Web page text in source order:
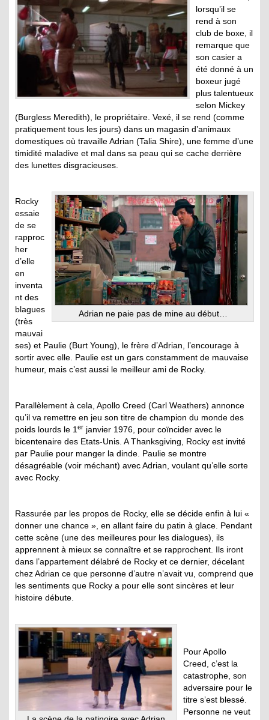
lorsqu’il se
rend à son
club de boxe, il
remarque que
son casier a
été donné à un
boxeur jugé
plus talentueux
selon Mickey
(Burgless Meredith), le propriétaire. Vexé, il se rend (comme
pratiquement tous les jours) dans un magasin d’animaux
domestiques où travaille Adrian (Talia Shire), une femme d’une
timidité maladive et mal dans sa peau qui se cache derrière
des lunettes disgracieuses.
Adrian ne paie pas de mine au début…
Rocky
essaie
de se
rapproc
her
d’elle
en
inventa
nt des
blagues
(très
mauvai
ses) et Paulie (Burt Young), le frère d’Adrian, l’encourage à
sortir avec elle. Paulie est un gars constamment de mauvaise
humeur, mais c’est aussi le meilleur ami de Rocky.
Parallèlement à cela, Apollo Creed (Carl Weathers) annonce
qu’il va remettre en jeu son titre de champion du monde des
poids lourds le 1 er janvier 1976, pour coïncider avec le
bicentenaire des Etats-Unis. A Thanksgiving, Rocky est invité
par Paulie pour manger la dinde. Paulie se montre
désagréable (voir méchant) avec Adrian, voulant qu’elle sorte
avec Rocky.
Rassurée par les propos de Rocky, elle se décide enfin à lui «
donner une chance », en allant faire du patin à glace. Pendant
cette scène (une des meilleures pour les dialogues), ils
apprennent à mieux se connaître et se rapprochent. Ils iront
dans l’appartement délabré de Rocky et ce dernier, décelant
chez Adrian ce que personne d’autre n’avait vu, comprend que
les sentiments que Rocky a pour elle sont sincères et leur
histoire débute.
Pour Apollo
Creed, c’est la
catastrophe, son
adversaire pour le
titre s’est blessé.
Personne ne veut